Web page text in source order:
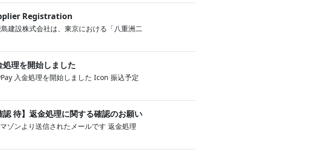
Registration
建設株式会社は、東京における「八重洲二
理を開始しました
入金処理を開始しました Icon 振込予定
待】返金処理に‍関する確認のお願い
ゾ‍ンより送信されたメールです 返金‌処 理